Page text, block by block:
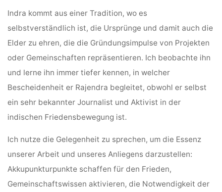
Indra kommt aus einer Tradition, wo es
selbstverständlich ist, die Ursprünge und damit auch die
Elder zu ehren, die die Gründungsimpulse von Projekten
oder Gemeinschaften repräsentieren. Ich beobachte ihn
und lerne ihn immer tiefer kennen, in welcher
Bescheidenheit er Rajendra begleitet, obwohl er selbst
ein sehr bekannter Journalist und Aktivist in der
indischen Friedensbewegung ist.
Ich nutze die Gelegenheit zu sprechen, um die Essenz
unserer Arbeit und unseres Anliegens darzustellen:
Akkupunkturpunkte schaffen für den Frieden,
Gemeinschaftswissen aktivieren, die Notwendigkeit der